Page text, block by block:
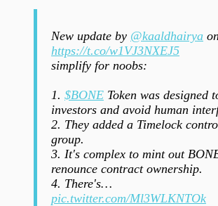
New update by @kaaldhairya on
https://t.co/w1VJ3NXEJ5
simplify for noobs:
1. $BONE Token was designed
investors and avoid human
2. They added a Timelock
group.
3. It's complex to mint out
renounce contract ownership.
4. There's…
pic.twitter.com/Ml3WLKNTOk